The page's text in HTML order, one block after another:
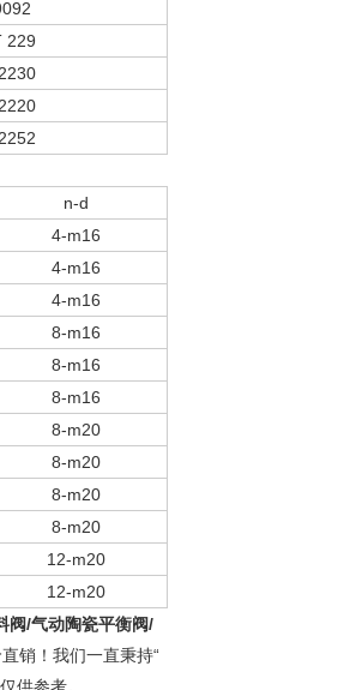
229
n-d
4-m16
4-m16
4-m16
8-m16
8-m16
8-m16
8-m20
8-m20
8-m20
8-m20
12-m20
12-m20
阀/气动陶瓷平衡阀/
销！我们一直秉持“